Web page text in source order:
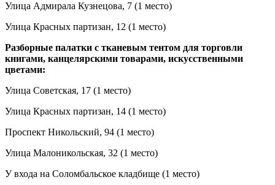
Улица Адмирала Кузнецова, 7 (1 место)
Улица Красных партизан, 12 (1 место)
Разборные палатки с тканевым тентом для торговли
книгами, канцелярскими товарами, искусственными
цветами:
Улица Советская, 17 (1 место)
Улица Красных партизан, 14 (1 место)
Проспект Никольский, 94 (1 место)
Улица Малоникольская, 32 (1 место)
У входа на Соломбальское кладбище (1 место)